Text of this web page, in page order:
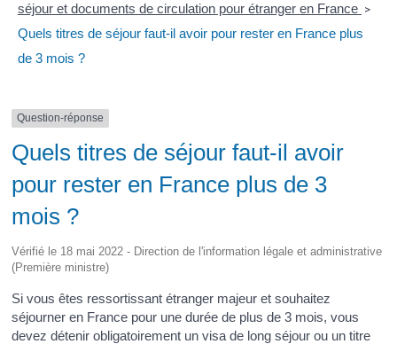
séjour et documents de circulation pour étranger en France >
Quels titres de séjour faut-il avoir pour rester en France plus
de 3 mois ?
Question-réponse
Quels titres de séjour faut-il avoir
pour rester en France plus de 3
mois ?
Vérifié le 18 mai 2022 - Direction de l'information légale et administrative
(Première ministre)
Si vous êtes ressortissant étranger majeur et souhaitez
séjourner en France pour une durée de plus de 3 mois, vous
devez détenir obligatoirement un visa de long séjour ou un titre